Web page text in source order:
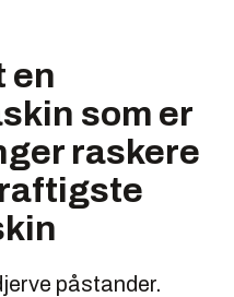
en
som er
raskere
påstander.